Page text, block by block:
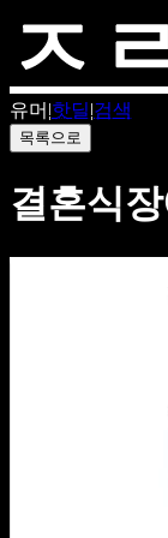
유머 |핫딜|검색
목록으로
결혼식